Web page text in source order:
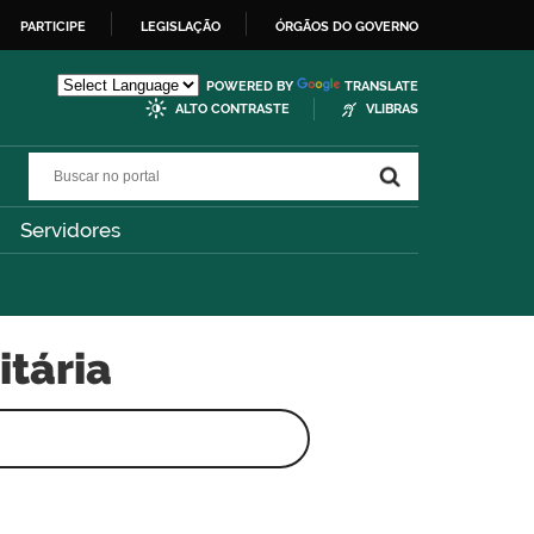
PARTICIPE LEGISLAÇÃO ÓRGÃOS DO GOVERNO
POWERED BY
TRANSLATE
ALTO CONTRASTE
VLIBRAS
Servidores